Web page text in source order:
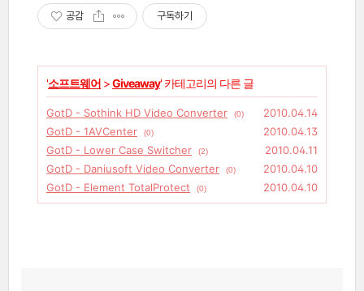
공감 구독하기
'소프트웨어 >Giveaway' 카테고리의 다른 글
GotD - Sothink HD Video Converter (0)
2010.04.14
GotD - 1AVCenter
(0)
2010.04.13
GotD - Lower Case Switcher
(2)
2010.04.11
GotD - Daniusoft Video Converter
(0)
2010.04.10
GotD - Element TotalProtect
(0) 2010.04.10